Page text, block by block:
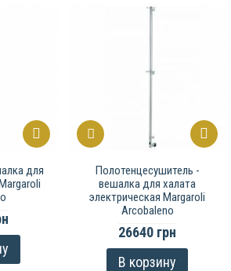
для
Полотенцесушитель -
вешалка для халата
электрическая Margaroli
Arcobaleno
26640 грн
В корзину